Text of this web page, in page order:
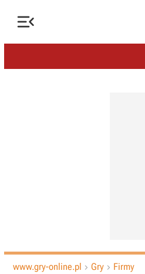

www.gry-online.pl  Gry  Firmy